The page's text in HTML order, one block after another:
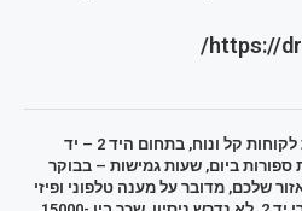
https://
דרושים דרושות לעבודה בשירות לקוחות קל ונוח, בתחום היד 2 – יד
ביום, שעות גמישות – בבוקר
שלכם, מדובר על מענה טלפוני ופיזי